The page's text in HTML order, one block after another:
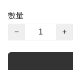
數量
−
+